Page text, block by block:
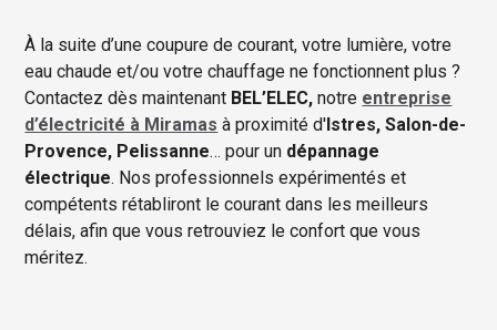
À la suite d’une coupure de courant, votre lumière, votre
eau chaude et/ou votre chauffage ne fonctionnent plus ?
Contactez dès maintenant BEL’ELEC,notre entreprise
d’électricité à Miramas à proximité d' Istres, Salon-de-
Provence, Pelissanne… pour un dépannage
électrique. Nos professionnels expérimentés et
compétents rétabliront le courant dans les meilleurs
délais, afin que vous retrouviez le confort que vous
méritez.